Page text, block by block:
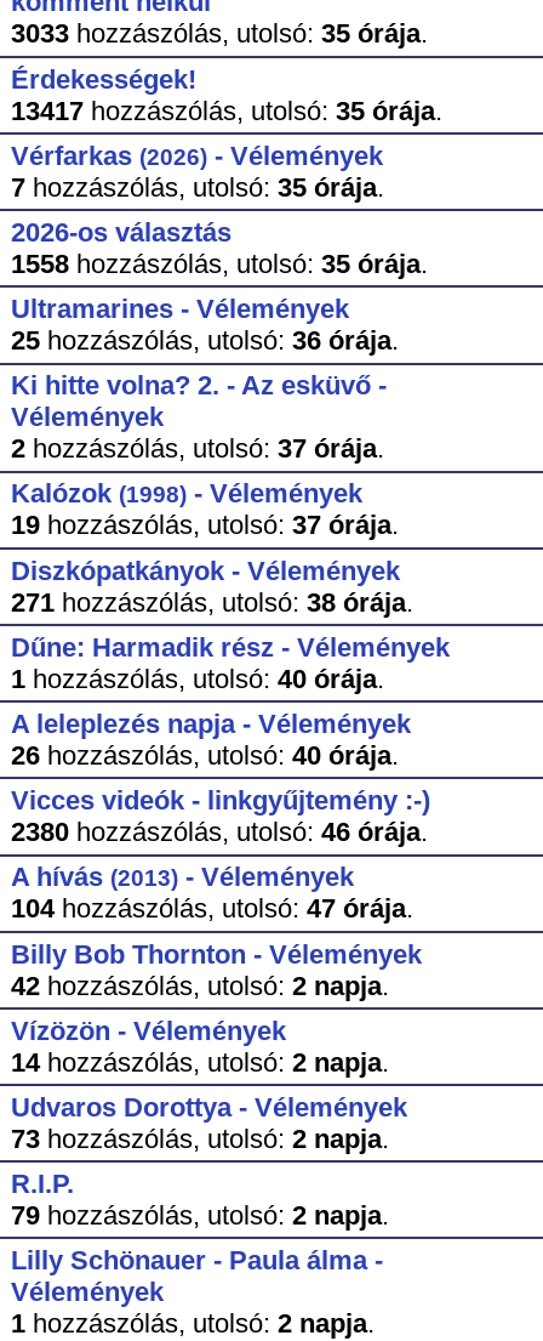
3033hozzászólás, utolsó: 35 órája.
Érdekességek!
13417hozzászólás, utolsó: 35 órája.
Vérfarkas (2026)- Vélemények
7hozzászólás, utolsó: 35 órája.
2026-os választás
1558hozzászólás, utolsó: 35 órája.
Ultramarines - Vélemények
25hozzászólás, utolsó: 36 órája.
Ki hitte volna? 2. - Az esküvő -
Vélemények
2hozzászólás, utolsó: 37 órája.
Kalózok (1998)- Vélemények
19hozzászólás, utolsó: 37 órája.
Diszkópatkányok - Vélemények
271hozzászólás, utolsó: 38 órája.
Dűne: Harmadik rész - Vélemények
1hozzászólás, utolsó: 40 órája.
A leleplezés napja - Vélemények
26hozzászólás, utolsó: 40 órája.
Vicces videók - linkgyűjtemény :-)
2380hozzászólás, utolsó: 46 órája.
A hívás (2013)- Vélemények
104hozzászólás, utolsó: 47 órája.
Billy Bob Thornton - Vélemények
42hozzászólás, utolsó: 2 napja.
Vízözön - Vélemények
14hozzászólás, utolsó: 2 napja.
Udvaros Dorottya - Vélemények
73hozzászólás, utolsó: 2 napja.
R.I.P.
79hozzászólás, utolsó: 2 napja.
Lilly Schönauer - Paula álma -
Vélemények
1hozzászólás, utolsó: 2 napja.